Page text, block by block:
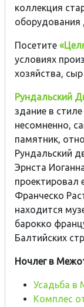
коллекция
оборудования
Посетите
условиях
хозяйства,
Рундальский
здание в
несомненно,
памятник,
Рундальский
Эрнста
проектировал
Франческо
находится
барокко
Балтийских
Ночлег в
Усадьба в
Комплес